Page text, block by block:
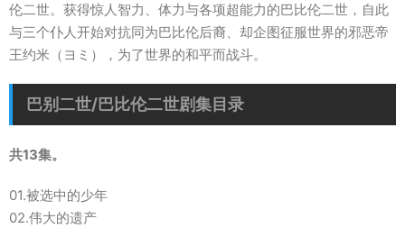
伦二世。获得惊人智力、体力与各项超能力的巴比伦二世，自此
与三个仆人开始对抗同为巴比伦后裔、却企图征服世界的邪恶帝
王约米（ヨミ），为了世界的和平而战斗。
巴别二世/巴比伦二世剧集目录
共13集。
01.被选中的少年
02.伟大的遗产